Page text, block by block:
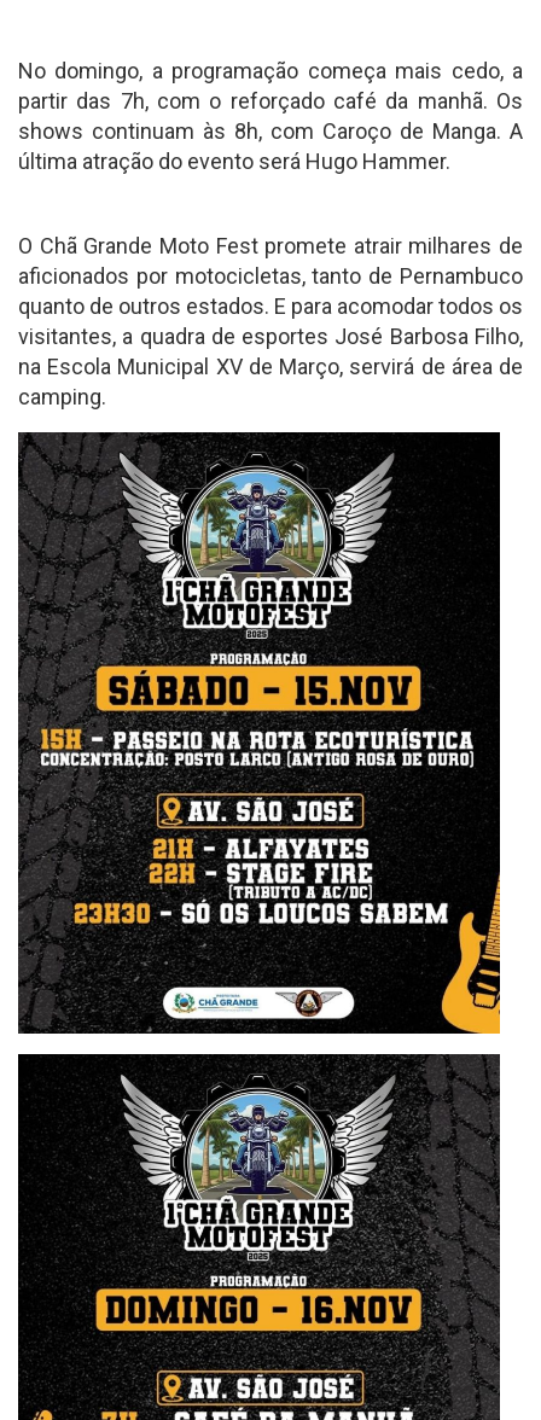
No domingo, a programação começa mais cedo, a
partir das 7h, com o reforçado café da manhã. Os
shows continuam às 8h, com Caroço de Manga. A
última atração do evento será Hugo Hammer.
O Chã Grande Moto Fest promete atrair milhares de
aficionados por motocicletas, tanto de Pernambuco
quanto de outros estados. E para acomodar todos os
visitantes, a quadra de esportes José Barbosa Filho,
na Escola Municipal XV de Março, servirá de área de
camping.